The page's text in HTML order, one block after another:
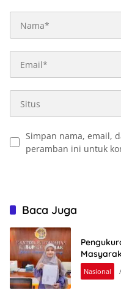
Simpan nama, email,
peramban ini untuk
Baca Juga
Nasional